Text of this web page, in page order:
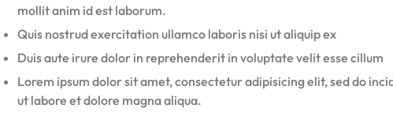
mollit anim id est laborum.
Quis nostrud exercitation ullamco laboris nisi ut aliquip ex
Duis aute irure dolor in reprehenderit in voluptate velit esse cillum
Lorem ipsum dolor sit amet, consectetur adipisicing elit, sed do
ut labore et dolore magna aliqua.